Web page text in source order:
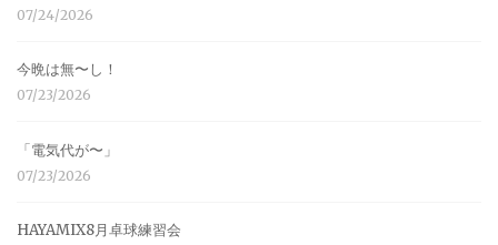
07/24/2026
今晩は無〜し！
07/23/2026
「電気代が〜」
07/23/2026
HAYAMIX8月卓球練習会